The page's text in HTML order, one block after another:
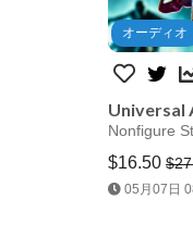
オーディオ
Universal
Nonfigure
$16.50
05月07日